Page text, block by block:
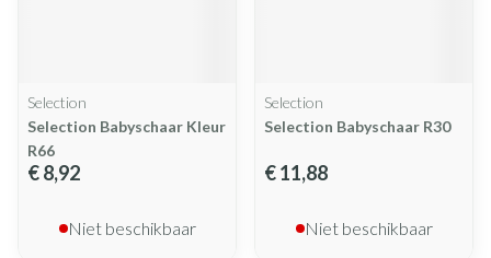
Selection
Selection Babyschaar Kleur
R66
€ 8,92
Niet beschikbaar
Selection
Selection Babyschaar R30
€ 11,88
Niet beschikbaar